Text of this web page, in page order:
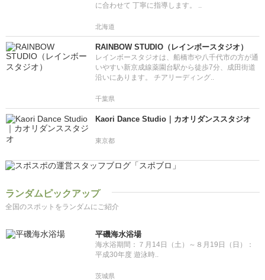
に合わせて 丁寧に指導します。 ..
北海道
RAINBOW STUDIO（レインボースタジオ）
レインボースタジオは、船橋市や八千代市の方が通
いやすい新京成線薬園台駅から徒歩7分、成田街道
沿いにあります。 チアリーディング..
千葉県
Kaori Dance Studio｜カオリダンススタジオ
東京都
ランダムピックアップ
全国のスポットをランダムにご紹介
平磯海水浴場
海水浴期間：７月14日（土）～８月19日（日）：
平成30年度 遊泳時..
茨城県